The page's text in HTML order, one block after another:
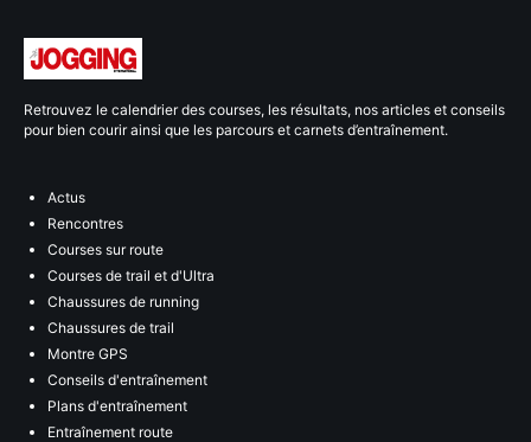
Retrouvez le calendrier des courses, les résultats, nos articles et conseils
pour bien courir ainsi que les parcours et carnets d’entraînement.
Actus
Rencontres
Courses sur route
Courses de trail et d'Ultra
Chaussures de running
Chaussures de trail
Montre GPS
Conseils d'entraînement
Plans d'entraînement
Entraînement route